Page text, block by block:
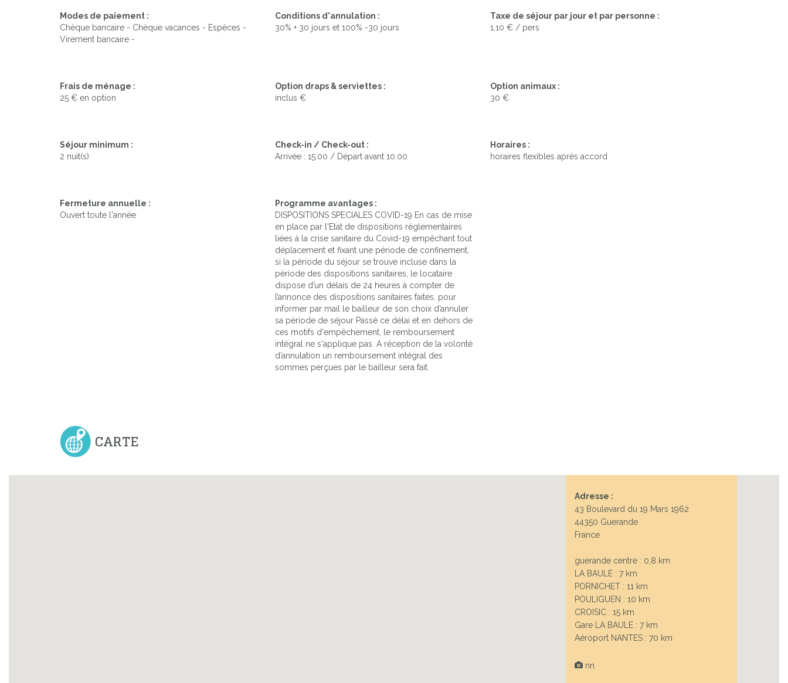
Modes de paiement :
Chèque bancaire - Chèque vacances - Espèces -
Virement bancaire -
Conditions d'annulation :
30% + 30 jours et 100% -30 jours
Taxe de séjour par jour et par personne :
1,10 € / pers
Frais de ménage :
25 € en option
Option draps & serviettes :
inclus €
Option animaux :
30 €
Séjour minimum :
2 nuit(s)
Check-in / Check-out :
Arrivée : 15.00 / Départ avant 10.00
Horaires :
horaires flexibles après accord
Fermeture annuelle :
Ouvert toute l'année
Programme avantages :
DISPOSITIONS SPECIALES COVID-19 En cas de mise
en place par l'Etat de dispositions réglementaires
liées à la crise sanitaire du Covid-19 empêchant tout
déplacement et fixant une période de confinement,
si la période du séjour se trouve incluse dans la
période des dispositions sanitaires, le locataire
dispose d’un délais de 24 heures à compter de
l’annonce des dispositions sanitaires faites, pour
informer par mail le bailleur de son choix d’annuler
sa période de séjour Passé ce délai et en dehors de
ces motifs d'empêchement, le remboursement
intégral ne s'applique pas. A réception de la volonté
d’annulation un remboursement intégral des
sommes perçues par le bailleur sera fait.
CARTE
Adresse :
43 Boulevard du 19 Mars 1962
44350 Guerande
France
guerande centre : 0,8 km
LA BAULE : 7 km
PORNICHET : 11 km
POULIGUEN : 10 km
CROISIC : 15 km
Gare LA BAULE : 7 km
Aéroport NANTES : 70 km
nn